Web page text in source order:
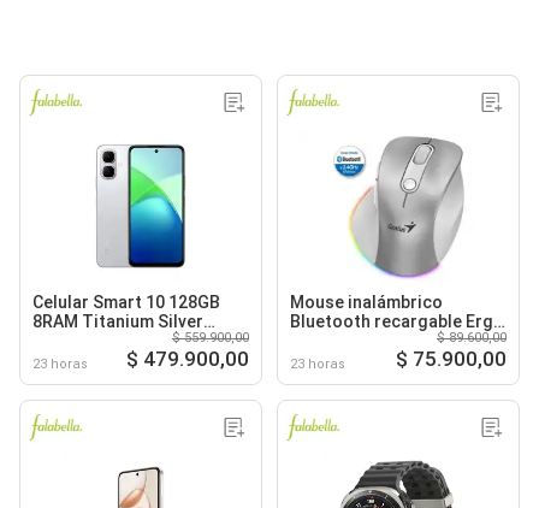
Celular Smart 10 128GB
8RAM Titanium Silver
23 horas
$ 559.900,00
$ 479.900,00
Mouse inalámbrico
Bluetooth recargable Ergo
23 horas
$ 89.600,00
$ 75.900,00